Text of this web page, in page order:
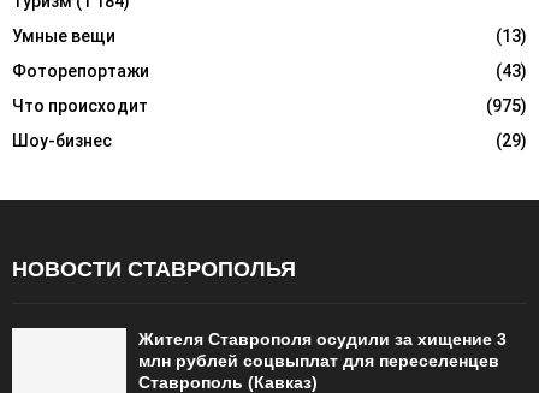
Умные вещи
(13)
Фоторепортажи
(43)
Что происходит
(975)
Шоу-бизнес
(29)
НОВОСТИ СТАВРОПОЛЬЯ
Жителя Ставрополя осудили за хищение 3
млн рублей соцвыплат для переселенцев
Ставрополь (Кавказ)